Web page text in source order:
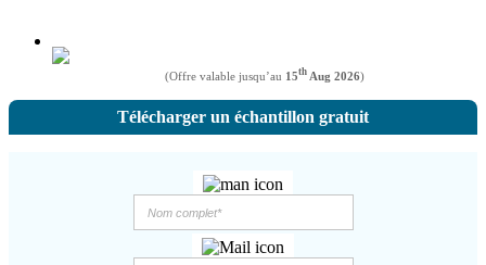
(Offre valable jusqu’au 15th Aug 2026)
Télécharger un échantillon gratuit